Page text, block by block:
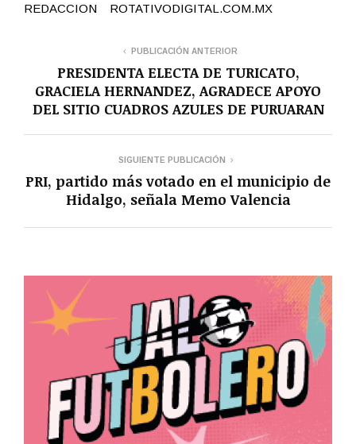
REDACCION ROTATIVODIGITAL.COM.MX
PUBLICACIÓN ANTERIOR
PRESIDENTA ELECTA DE TURICATO,
GRACIELA HERNANDEZ, AGRADECE APOYO
DEL SITIO CUADROS AZULES DE PURUARAN
SIGUIENTE PUBLICACIÓN
PRI, partido más votado en el municipio de
Hidalgo, señala Memo Valencia